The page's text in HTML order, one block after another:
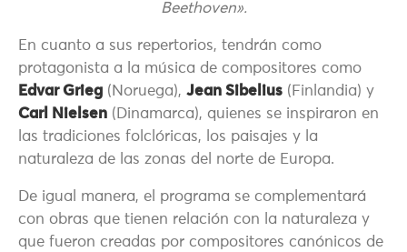
Beethoven».
En cuanto a sus repertorios, tendrán como
protagonista a la música de compositores como
Edvar Grieg (Noruega), Jean Sibelius (Finlandia) y
Carl Nielsen (Dinamarca), quienes se inspiraron en
las tradiciones folclóricas, los paisajes y la
naturaleza de las zonas del norte de Europa.
De igual manera, el programa se complementará
con obras que tienen relación con la naturaleza y
que fueron creadas por compositores canónicos de